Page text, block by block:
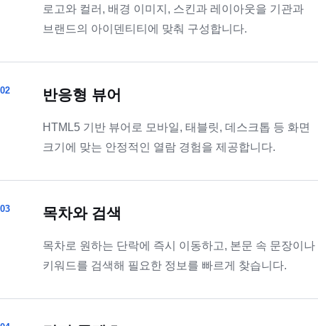
로고와 컬러, 배경 이미지, 스킨과 레이아웃을 기관과
브랜드의 아이덴티티에 맞춰 구성합니다.
02 반응형 뷰어
HTML5 기반 뷰어로 모바일, 태블릿, 데스크톱 등 화면
크기에 맞는 안정적인 열람 경험을 제공합니다.
03 목차와 검색
목차로 원하는 단락에 즉시 이동하고, 본문 속 문장이나
키워드를 검색해 필요한 정보를 빠르게 찾습니다.